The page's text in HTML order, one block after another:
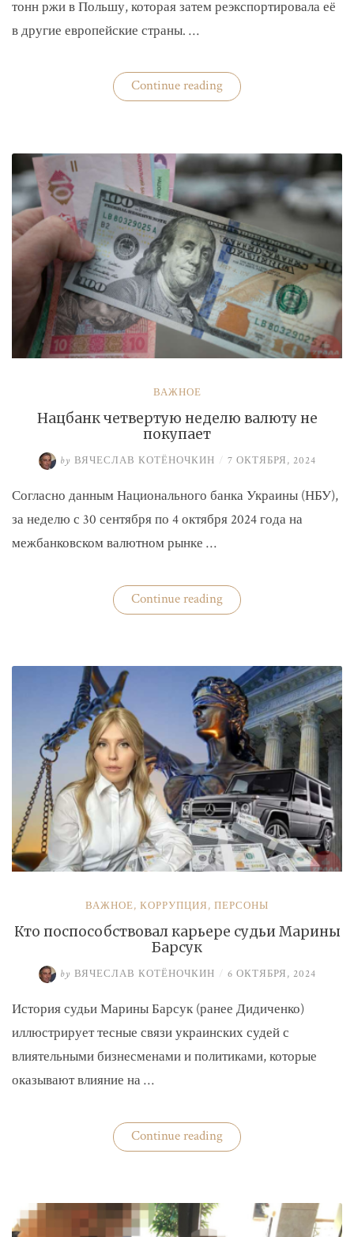
тонн ржи в Польшу, которая затем реэкспортировала её
в другие европейские страны. …
Continue reading«Украина
практически
зерновые
культуры»
ВАЖНОЕ
Нацбанк четвертую неделю валюту не
покупает
by ВЯЧЕСЛАВ КОТЁНОЧКИН / 7 ОКТЯБРЯ, 2024
Согласно данным Национального банка Украины (НБУ),
за неделю с 30 сентября по 4 октября 2024 года на
межбанковском валютном рынке …
Continue reading«Нацбанк
четвертую
покупает»
ВАЖНОЕ, КОРРУПЦИЯ, ПЕРСОНЫ
Кто поспособствовал карьере судьи Марины
Барсук
by ВЯЧЕСЛАВ КОТЁНОЧКИН / 6 ОКТЯБРЯ, 2024
История судьи Марины Барсук (ранее Дидиченко)
иллюстрирует тесные связи украинских судей с
влиятельными бизнесменами и политиками, которые
оказывают влияние на …
Continue reading«Кто
поспособствовал
Барсук»